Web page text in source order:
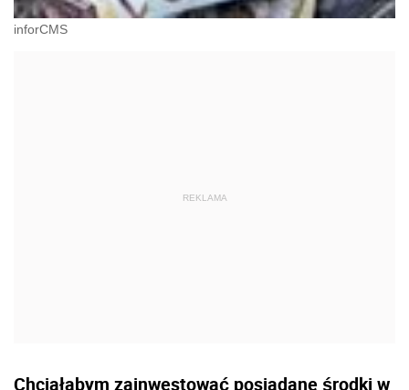
inforCMS
Chciałabym zainwestować posiadane środki w